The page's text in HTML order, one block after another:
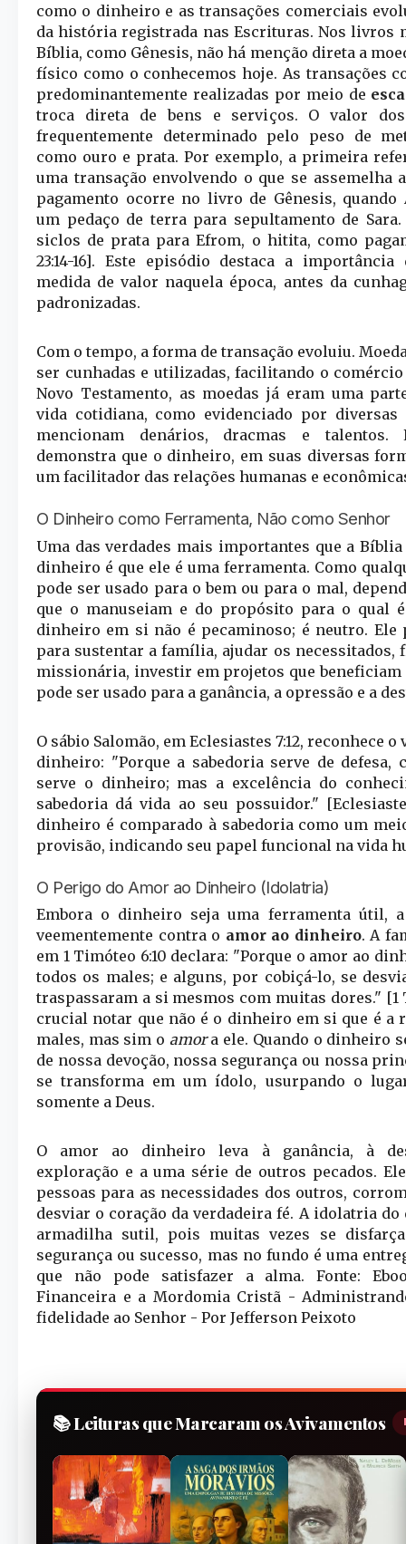
como o dinheiro e as transações comerciais
da história registrada nas Escrituras. Nos livros
Bíblia, como Gênesis, não há menção direta a
físico como o conhecemos hoje. As transações
predominantemente realizadas por meio de
troca direta de bens e serviços. O valor
frequentemente determinado pelo peso de
como ouro e prata. Por exemplo, a primeira
uma transação envolvendo o que se assemelha
pagamento ocorre no livro de Gênesis, quando
um pedaço de terra para sepultamento de
siclos de prata para Efrom, o hitita, como
23:14-16]. Este episódio destaca a
medida de valor naquela época, antes da
padronizadas.
Com o tempo, a forma de transação evoluiu.
ser cunhadas e utilizadas, facilitando o comércio
Novo Testamento, as moedas já eram uma
vida cotidiana, como evidenciado por diversas
mencionam denários, dracmas e talentos.
demonstra que o dinheiro, em suas diversas
um facilitador das relações humanas e
O Dinheiro como Ferramenta, Não como Senhor
Uma das verdades mais importantes que a
dinheiro é que ele é uma ferramenta. Como
pode ser usado para o bem ou para o mal,
que o manuseiam e do propósito para o qual é
dinheiro em si não é pecaminoso; é neutro. Ele
para sustentar a família, ajudar os necessitados,
missionária, investir em projetos que beneficiam
pode ser usado para a ganância, a opressão e a
O sábio Salomão, em Eclesiastes 7:12, reconhece
dinheiro: "Porque a sabedoria serve de defesa,
serve o dinheiro; mas a excelência do
sabedoria dá vida ao seu possuidor."
dinheiro é comparado à sabedoria como um
provisão, indicando seu papel funcional na vida
O Perigo do Amor ao Dinheiro (Idolatria)
Embora o dinheiro seja uma ferramenta útil,
veementemente contra o amor ao dinheiro. A
em 1 Timóteo 6:10 declara: "Porque o amor ao
todos os males; e alguns, por cobiçá-lo, se
traspassaram a si mesmos com muitas dores." [1
crucial notar que não é o dinheiro em si que é a
males, mas sim o amora ele. Quando o dinheiro
de nossa devoção, nossa segurança ou nossa
se transforma em um ídolo, usurpando o
somente a Deus.
O amor ao dinheiro leva à ganância, à
exploração e a uma série de outros pecados.
pessoas para as necessidades dos outros,
desviar o coração da verdadeira fé. A idolatria
armadilha sutil, pois muitas vezes se
segurança ou sucesso, mas no fundo é uma
que não pode satisfazer a alma. Fonte:
Financeira e a Mordomia Cristã -
fidelidade ao Senhor - Por Jefferson Peixoto
📚 Leituras que Marcaram os Avivamentos